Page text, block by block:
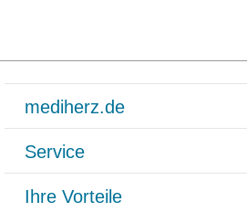
mediherz.de
Glossar
Häufig gestellte Fragen
Service
Rücksendemöglichkeit
Ihre Vorteile